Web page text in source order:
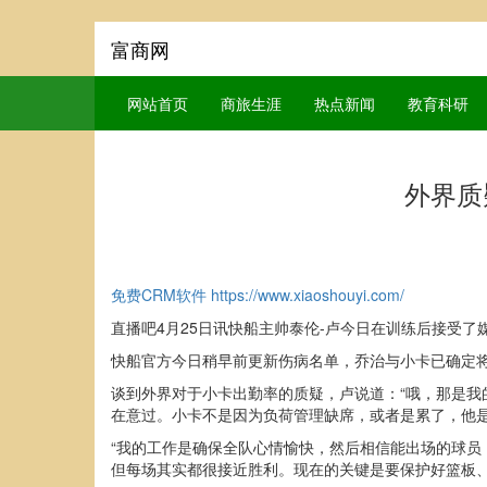
富商网
网站首页 商旅生涯 热点新闻 教育科研
外界
免费CRM软件 https://www.xiaoshouyi.com/
直播吧4月25日讯快船主帅泰伦-卢今日在训练后接受
快船官方今日稍早前更新伤病名单，乔治与小卡已确定
谈到外界对于小卡出勤率的质疑，卢说道：“哦，那是
在意过。小卡不是因为负荷管理缺席，或者是累了，他
“我的工作是确保全队心情愉快，然后相信能出场的球
但每场其实都很接近胜利。现在的关键是要保护好篮板